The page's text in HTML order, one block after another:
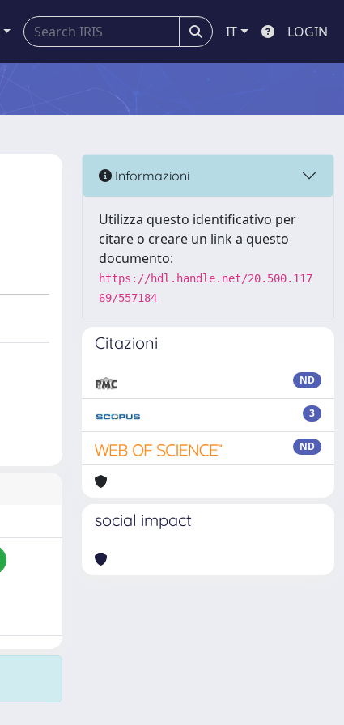
IT LOGIN
Informazioni
Utilizza questo identificativo per
citare o creare un link a questo
documento:
https://hdl.handle.net/20.500.117
69/557184
Citazioni
ND
3
ND
social impact